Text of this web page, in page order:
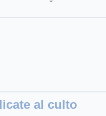
al culto